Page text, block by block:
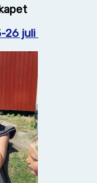
26 juli